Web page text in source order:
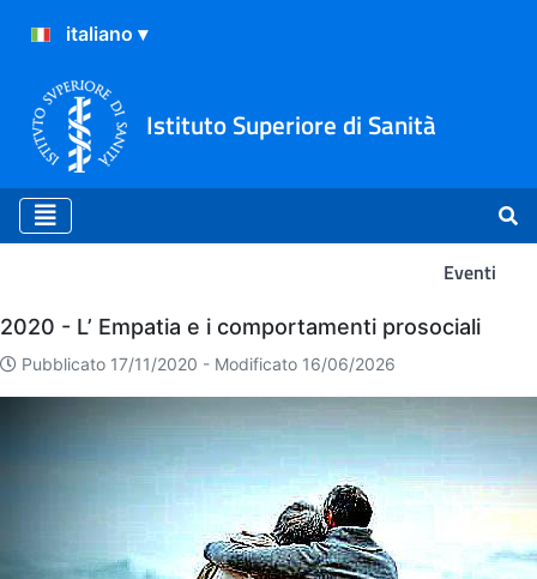
Istituto Superiore di Sanità
Eventi
Eventi
2020 - L’ Empatia e i comportamenti prosociali
Pubblicato 17/11/2020 - Modificato 16/06/2026